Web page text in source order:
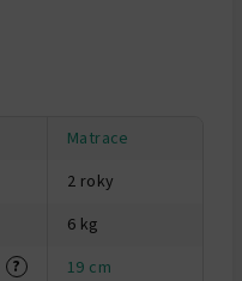
Matrace
2 roky
6 kg
?
19 cm